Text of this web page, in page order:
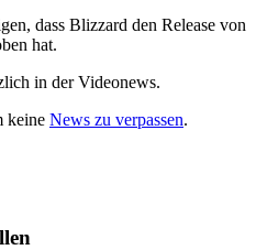
dass Blizzard den Release von
hat.
in der Videonews.
keine News zu verpassen.